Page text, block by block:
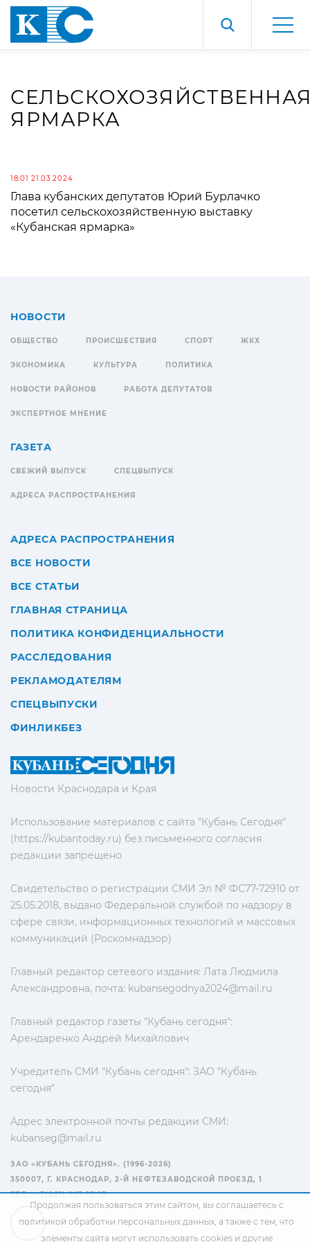
ЯРМАРКА
18:01 21.03.2024
Глава кубанских депутатов Юрий Бурлачко
посетил сельскохозяйственную выставку
«Кубанская ярмарка»
Новости Краснодара и Края
Использование материалов с сайта "Кубань Сегодня"
(https://kubantoday.ru) без письменного согласия
редакции запрещено
Свидетельство о регистрации СМИ Эл № ФС77-72910 от
25.05.2018, выдано Федеральной службой по надзору в
сфере связи, информационных технологий и массовых
коммуникаций (Роскомнадзор)
Главный редактор сетевого издания: Лата Людмила
Александровна, почта: kubansegodnya2024@mail.ru
Главный редактор газеты "Кубань сегодня":
Арендаренко Андрей Михайлович
Учредитель СМИ "Кубань сегодня": ЗАО "Кубань
сегодня"
Адрес электронной почты редакции СМИ:
kubanseg@mail.ru
НОВОСТИ
ОБЩЕСТВО ПРОИСШЕСТВИЯ СПОРТ ЖКХ
ЭКОНОМИКА КУЛЬТУРА ПОЛИТИКА
НОВОСТИ РАЙОНОВ РАБОТА ДЕПУТАТОВ
ЭКСПЕРТНОЕ МНЕНИЕ
ГАЗЕТА
СВЕЖИЙ ВЫПУСК СПЕЦВЫПУСК
АДРЕСА РАСПРОСТРАНЕНИЯ
АДРЕСА РАСПРОСТРАНЕНИЯ
ВСЕ НОВОСТИ
ВСЕ СТАТЬИ
ГЛАВНАЯ СТРАНИЦА
ПОЛИТИКА КОНФИДЕНЦИАЛЬНОСТИ
РАССЛЕДОВАНИЯ
РЕКЛАМОДАТЕЛЯМ
СПЕЦВЫПУСКИ
ФИНЛИКБЕЗ
ЗАО «КУБАНЬ СЕГОДНЯ». (1996-2026)
350007, Г. КРАСНОДАР, 2-Й НЕФТЕЗАВОДСКОЙ ПРОЕЗД, 1
ТЕЛ.: +7(861) 267-15-15
16+
Продолжая пользоваться этим сайтом, вы соглашаетесь с
политикой обработки персональных данных, а также с тем, что
элементы сайта могут использовать cookies и другие